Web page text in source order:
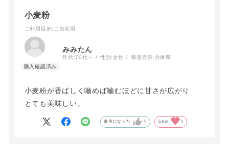
小麦粉
ご利用目的:ご自宅用
みみたん
年代:70代～ 性別:女性 都道府県:兵庫県
小麦粉が香ばしく嚙めば嚙むほどに甘さが広がり
とても美味しい。
参考になった 0 Like! 0